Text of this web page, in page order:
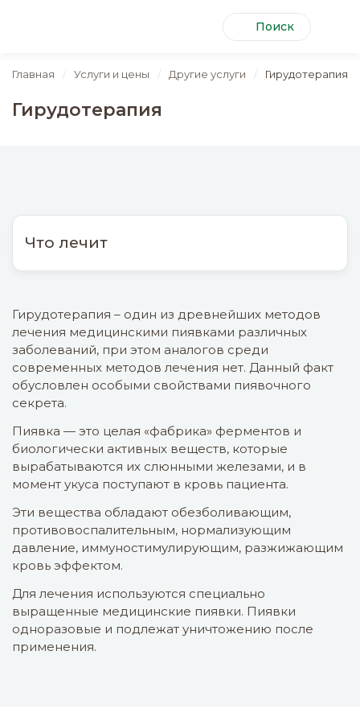
Поиск
Главная Услуги и цены Другие услуги Гирудотерапия
Гирудотерапия
Гирудотерапия – один из древнейших методов
лечения медицинскими пиявками различных
заболеваний, при этом аналогов среди
современных методов лечения нет. Данный факт
обусловлен особыми свойствами пиявочного
секрета.
Пиявка — это целая «фабрика» ферментов и
биологически активных веществ, которые
вырабатываются их слюнными железами, и в
момент укуса поступают в кровь пациента.
Эти вещества обладают обезболивающим,
противовоспалительным, нормализующим
давление, иммуностимулирующим, разжижающим
кровь эффектом.
Для лечения используются специально
выращенные медицинские пиявки. Пиявки
одноразовые и подлежат уничтожению после
применения.
Что лечит
1. В кардиологии:
артериальная гипертензия
ишемическая болезнь сердца
2. В гинекологии:
эндометриоз
миомы
воспалительные заболевания малого таза
спаечная болезнь малого таза
3. В урологии: простатит.
4. В неврологии: